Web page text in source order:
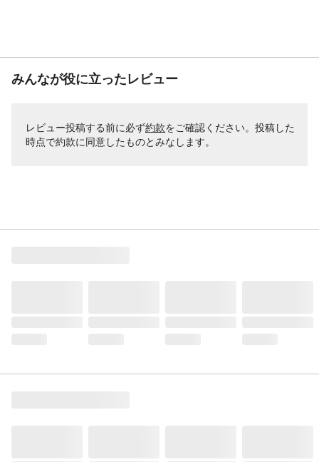
みんなが役に立ったレビュー
レビュー投稿する前に必ず約款をご確認ください。投稿した
時点で約款に同意したものとみなします。